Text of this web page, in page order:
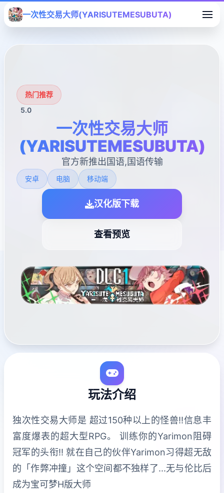
一次性交易大师(YARISUTEMESUBUTA)
热门推荐
5.0
一次性交易大师
(YARISUTEMESUBUTA)
官方新推出国语,国语传输
安卓 电脑 移动端
汉化版下载
查看预览
玩法介绍
独次性交易大师是 超过150种以上的怪兽!!信息丰
富度爆表的超大型RPG。 训练你的Yarimon阻碍
冠军的头衔!! 就在自己的伙伴Yarimon习得超无敌
的「作弊冲撞」这个空间都不独样了...无与伦比后
成为宝可梦H版大师